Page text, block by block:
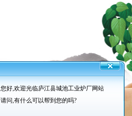
您好,欢迎光临庐江县城池工业炉厂网站
请问,有什么可以帮到您的吗?